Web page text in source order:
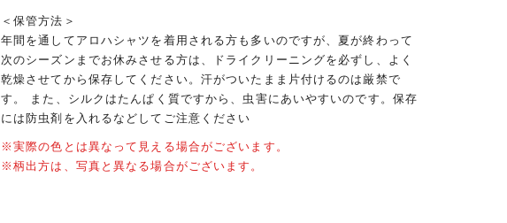
＜保管方法＞
年間を通してアロハシャツを着用される方も多いのですが、夏が終わって
次のシーズンまでお休みさせる方は、ドライクリーニングを必ずし、よく
乾燥させてから保存してください。汗がついたまま片付けるのは厳禁で
す。 また、シルクはたんぱく質ですから、虫害にあいやすいのです。保存
には防虫剤を入れるなどしてご注意ください
※実際の色とは異なって見える場合がございます。
※柄出方は、写真と異なる場合がございます。